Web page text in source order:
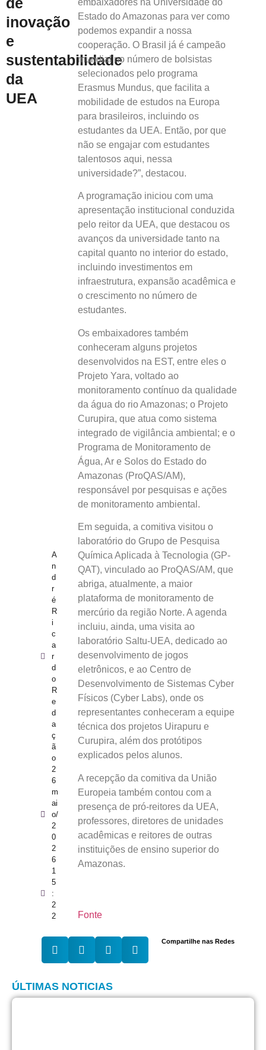
inovação
e
sustentabilidade
da
UEA
A
n
d
r
é
R
i
c
a
r
d
o
R
e
d
a
ç
ã
o
2
6
m
ai
o/
2
0
2
6
1
5
:
2
2
embaixadores na Universidade do
Estado do Amazonas para ver como
podemos expandir a nossa
cooperação. O Brasil já é campeão
mundial no número de bolsistas
selecionados pelo programa
Erasmus Mundus, que facilita a
mobilidade de estudos na Europa
para brasileiros, incluindo os
estudantes da UEA. Então, por que
não se engajar com estudantes
talentosos aqui, nessa
universidade?”, destacou.
A programação iniciou com uma
apresentação institucional conduzida
pelo reitor da UEA, que destacou os
avanços da universidade tanto na
capital quanto no interior do estado,
incluindo investimentos em
infraestrutura, expansão acadêmica e
o crescimento no número de
estudantes.
Os embaixadores também
conheceram alguns projetos
desenvolvidos na EST, entre eles o
Projeto Yara, voltado ao
monitoramento contínuo da qualidade
da água do rio Amazonas; o Projeto
Curupira, que atua como sistema
integrado de vigilância ambiental; e o
Programa de Monitoramento de
Água, Ar e Solos do Estado do
Amazonas (ProQAS/AM),
responsável por pesquisas e ações
de monitoramento ambiental.
Em seguida, a comitiva visitou o
laboratório do Grupo de Pesquisa
Química Aplicada à Tecnologia (GP-
QAT), vinculado ao ProQAS/AM, que
abriga, atualmente, a maior
plataforma de monitoramento de
mercúrio da região Norte. A agenda
incluiu, ainda, uma visita ao
laboratório Saltu-UEA, dedicado ao
desenvolvimento de jogos
eletrônicos, e ao Centro de
Desenvolvimento de Sistemas Cyber
Físicos (Cyber Labs), onde os
representantes conheceram a equipe
técnica dos projetos Uirapuru e
Curupira, além dos protótipos
explicados pelos alunos.
A recepção da comitiva da União
Europeia também contou com a
presença de pró-reitores da UEA,
professores, diretores de unidades
acadêmicas e reitores de outras
instituições de ensino superior do
Amazonas.
Fonte
Compartilhe nas Redes
ÚLTIMAS NOTICIAS